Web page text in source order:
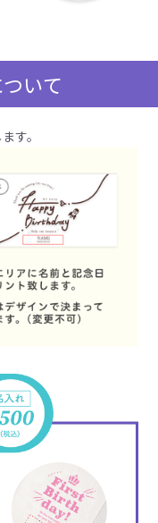
いて
す。